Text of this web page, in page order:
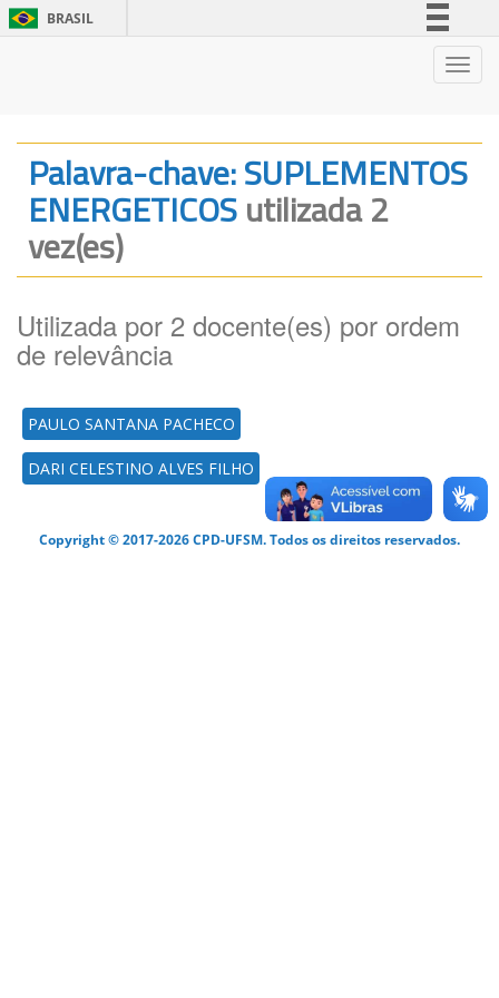
BRASIL
Legislação
Canais
Palavra-chave: SUPLEMENTOS
ENERGETICOSutilizada 2
vez(es)
Utilizada por 2 docente(es) por ordem
de relevância
PAULO SANTANA PACHECO
DARI CELESTINO ALVES FILHO
Copyright © 2017-2026 CPD-UFSM. Todos os direitos reservados.